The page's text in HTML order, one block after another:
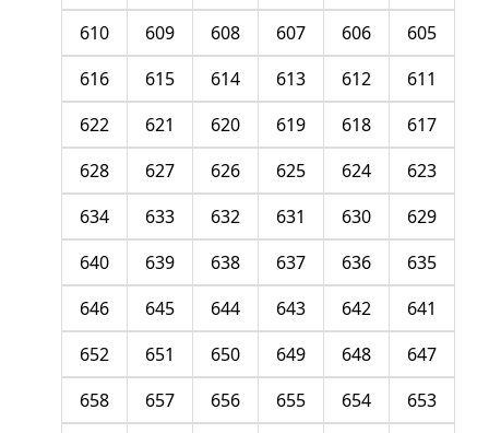
605
606
607
608
609
610
611
612
613
614
615
616
617
618
619
620
621
622
623
624
625
626
627
628
629
630
631
632
633
634
635
636
637
638
639
640
641
642
643
644
645
646
647
648
649
650
651
652
653
654
655
656
657
658